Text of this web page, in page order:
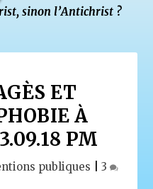
ET
À
PM
publiques 3